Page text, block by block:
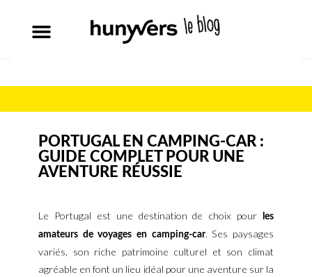
PORTUGAL EN CAMPING-CAR :
GUIDE COMPLET POUR UNE
AVENTURE RÉUSSIE
Le Portugal est une destination de choix pour
les
amateurs de voyages en camping-car. Ses paysages
variés, son riche patrimoine culturel et son climat
agréable en font un lieu idéal pour une aventure sur la